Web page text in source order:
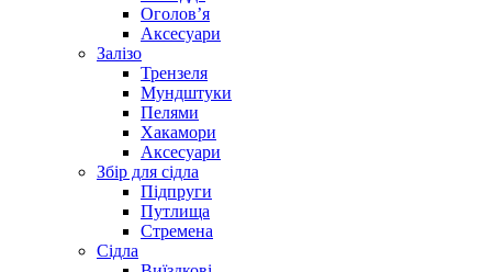
Оголов’я
Аксесуари
Залізо
Трензеля
Мундштуки
Пелями
Хакамори
Аксесуари
Збір для сідла
Підпруги
Путлища
Стремена
Сідла